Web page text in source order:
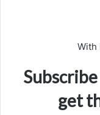
With
get